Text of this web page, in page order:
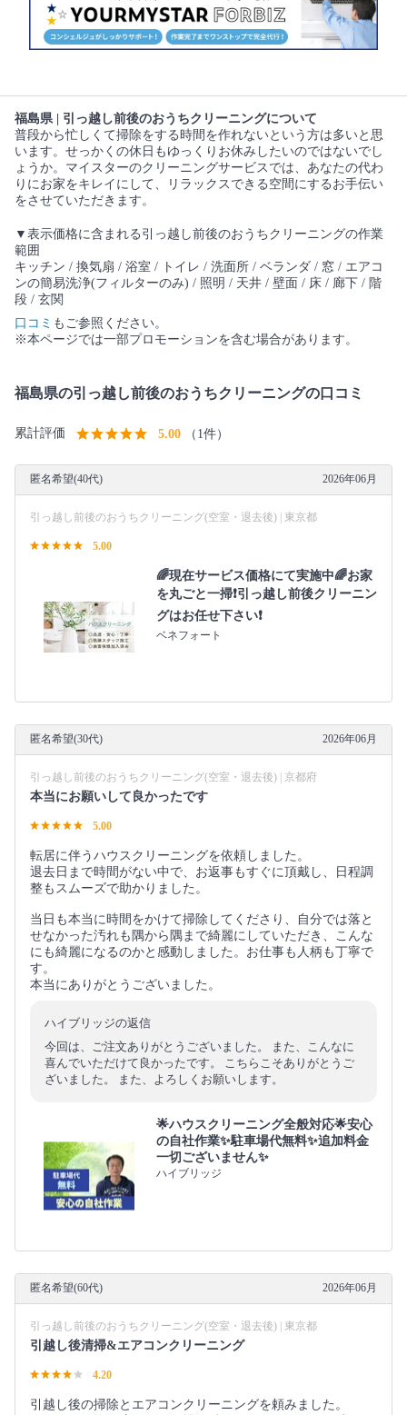
福島県 | 引っ越し前後のおうちクリーニングについて
普段から忙しくて掃除をする時間を作れないという方は多いと思
います。せっかくの休日もゆっくりお休みしたいのではないでし
ょうか。マイスターのクリーニングサービスでは、あなたの代わ
りにお家をキレイにして、リラックスできる空間にするお手伝い
をさせていただきます。
▼表示価格に含まれる引っ越し前後のおうちクリーニングの作業
範囲
キッチン / 換気扇 / 浴室 / トイレ / 洗面所 / ベランダ / 窓 / エアコ
ンの簡易洗浄(フィルターのみ) / 照明 / 天井 / 壁面 / 床 / 廊下 / 階
段 / 玄関
口コミ もご参照ください。
※本ページでは一部プロモーションを含む場合があります。
福島県の引っ越し前後のおうちクリーニングの口コミ
累計評価 5.00 （1件）
匿名希望(40代) 2026年06月
引っ越し前後のおうちクリーニング(空室・退去後) | 東京都
5.00
🌈現在サービス価格にて実施中🌈お家
を丸ごと一掃❗️引っ越し前後クリーニン
グはお任せ下さい❗️
ベネフォート
匿名希望(30代) 2026年06月
引っ越し前後のおうちクリーニング(空室・退去後) | 京都府
本当にお願いして良かったです
5.00
転居に伴うハウスクリーニングを依頼しました。
退去日まで時間がない中で、お返事もすぐに頂戴し、日程調
整もスムーズで助かりました。
当日も本当に時間をかけて掃除してくださり、自分では落と
せなかった汚れも隅から隅まで綺麗にしていただき、こんな
にも綺麗になるのかと感動しました。お仕事も人柄も丁寧で
す。
本当にありがとうございました。
ハイブリッジの返信
今回は、ご注文ありがとうございました。 また、こんなに
喜んでいただけて良かったです。 こちらこそありがとうご
ざいました。 また、よろしくお願いします。
🌟ハウスクリーニング全般対応🌟安心
の自社作業✨️駐車場代無料✨️追加料金
一切ございません✨
ハイブリッジ
匿名希望(60代) 2026年06月
引っ越し前後のおうちクリーニング(空室・退去後) | 東京都
引越し後清掃&エアコンクリーニング
4.20
引越し後の掃除とエアコンクリーニングを頼みました。